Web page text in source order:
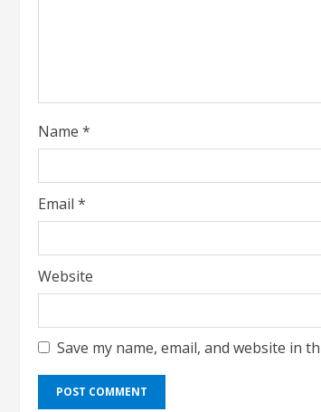
i
n
g
Name *
Email *
Website
Save my name, email, and website in